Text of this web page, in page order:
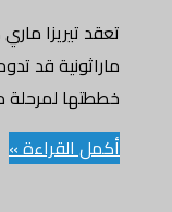
تعقد تيريزا
ماراثونية قد
خططتها لمرحلة
أكمل القراءة »